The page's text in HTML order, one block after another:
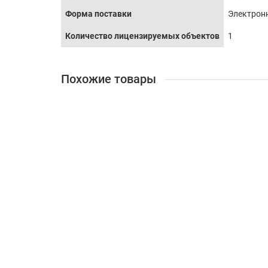
Форма поставки
Количество лицензируемых объектов 1
Похожие товары